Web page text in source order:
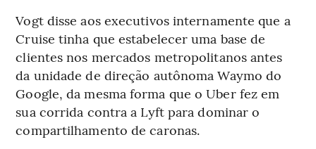
Vogt disse aos executivos internamente que a
Cruise tinha que estabelecer uma base de
clientes nos mercados metropolitanos antes
da unidade de direção autônoma Waymo do
Google, da mesma forma que o Uber fez em
sua corrida contra a Lyft para dominar o
compartilhamento de caronas.